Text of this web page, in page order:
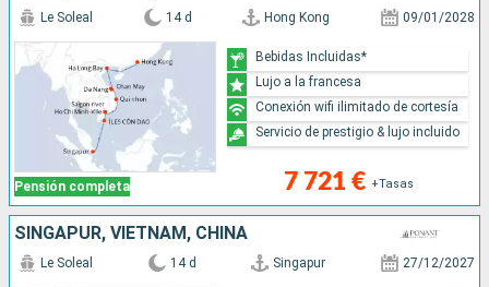
Pensión completa
Le Soleal 14 d Hong Kong 09/01/2028
7 721 € +Tasas
Bebidas Incluidas*
Lujo a la francesa
Conexión wifi ilimitado de cortesía
Servicio de prestigio & lujo incluido
SINGAPUR, VIETNAM, CHINA
Le Soleal 14 d Singapur 27/12/2027